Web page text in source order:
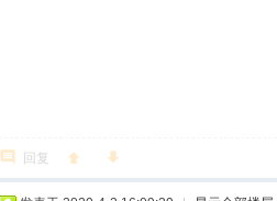
回复